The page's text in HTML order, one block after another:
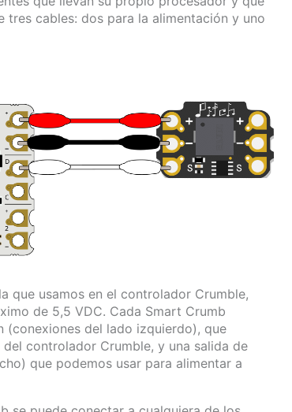
tres cables: dos para la alimentación y uno
que usamos en el controlador Crumble,
de 5,5 VDC. Cada Smart Crumb
(conexiones del lado izquierdo), que
controlador Crumble, y una salida de
que podemos usar para alimentar a